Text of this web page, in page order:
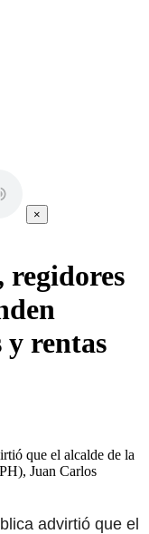
×
regidores
y rentas
que el alcalde de la
Juan Carlos
advirtió que el